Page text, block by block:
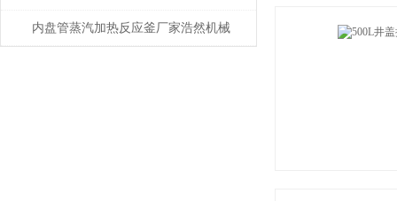
内盘管蒸汽加热反应釜厂家浩然机械